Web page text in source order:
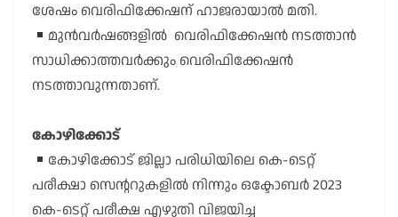
ശേഷം വെരിഫിക്കേഷന് ഹാജരായാൽ മതി.
മുൻവർഷങ്ങളിൽ വെരിഫിക്കേഷൻ നടത്താൻ
സാധിക്കാത്തവർക്കും വെരിഫിക്കേഷൻ
നടത്താവുന്നതാണ്.
കോഴിക്കോട്
കോഴിക്കോട് ജില്ലാ പരിധിയിലെ കെ-ടെറ്റ്
പരീക്ഷാ സെൻ്ററുകളിൽ നിന്നും ഒക്ടോബർ 2023
കെ-ടെറ്റ് പരീക്ഷ എഴുതി വിജയിച്ച